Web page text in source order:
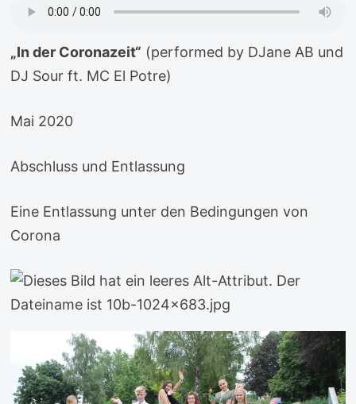
„In der Coronazeit“ (performed by DJane AB und
DJ Sour ft. MC El Potre)
Mai 2020
Abschluss und Entlassung
Eine Entlassung unter den Bedingungen von
Corona